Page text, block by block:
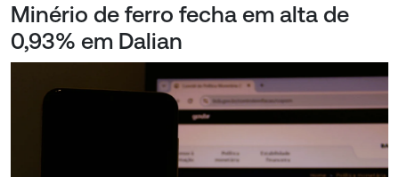
Minério de ferro fecha em alta de
0,93% em Dalian